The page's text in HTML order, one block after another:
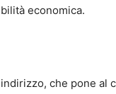
economica.
che pone al